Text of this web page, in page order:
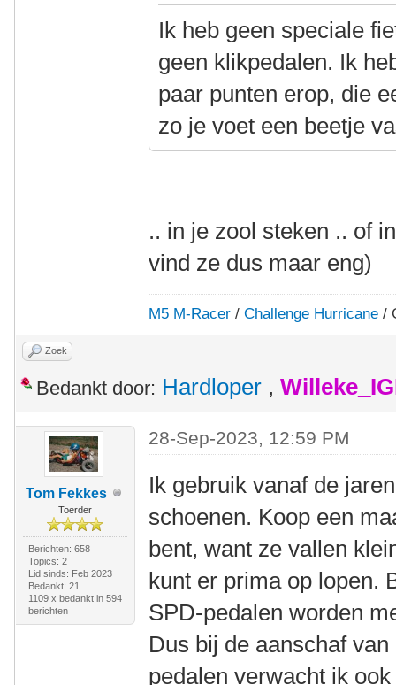
Ik heb geen speciale
geen klikpedalen. Ik
paar punten erop, die
zo je voet een beetje
.. in je zool steken .. of
vind ze dus maar eng)
M5 M-Racer /Challenge Hurricane /
Zoek
Bedankt door: Hardloper ,
Tom Fekkes
Toerder
Berichten: 658
Topics: 2
Lid sinds: Feb 2023
Bedankt: 21
1109 x bedankt in 594
berichten
28-Sep-2023, 12:59 PM
Ik gebruik vanaf de
schoenen. Koop een
bent, want ze vallen
kunt er prima op lopen.
SPD-pedalen worden
Dus bij de aanschaf
pedalen verwacht ik